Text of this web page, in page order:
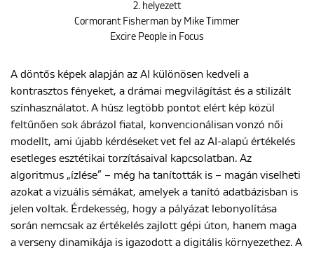
2. helyezett
Cormorant Fisherman by Mike Timmer
Excire People in Focus
A döntős képek alapján az AI különösen kedveli a
kontrasztos fényeket, a drámai megvilágítást és a stilizált
színhasználatot. A húsz legtöbb pontot elért kép közül
feltűnően sok ábrázol fiatal, konvencionálisan vonzó női
modellt, ami újabb kérdéseket vet fel az AI-alapú értékelés
esetleges esztétikai torzításaival kapcsolatban. Az
algoritmus „ízlése” – még ha tanították is – magán viselheti
azokat a vizuális sémákat, amelyek a tanító adatbázisban is
jelen voltak. Érdekesség, hogy a pályázat lebonyolítása
során nemcsak az értékelés zajlott gépi úton, hanem maga
a verseny dinamikája is igazodott a digitális környezethez. A